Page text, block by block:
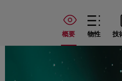
概要 物性 技